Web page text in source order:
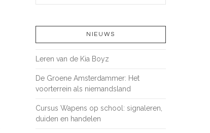
NIEUWS
Leren van de Kia Boyz
De Groene Amsterdammer: Het
voorterrein als niemandsland
Cursus Wapens op school: signaleren,
duiden en handelen